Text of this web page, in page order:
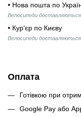
• Нова пошта по
Велосипеди доставляються
• Кур'єр по Києву
Велосипеди доставляються
Оплата
Готівкою при
Google Pay або